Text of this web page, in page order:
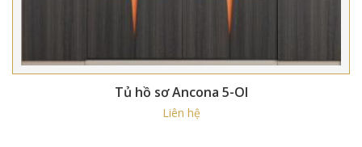
Tủ hồ sơ Ancona 5-OI
Liên hệ